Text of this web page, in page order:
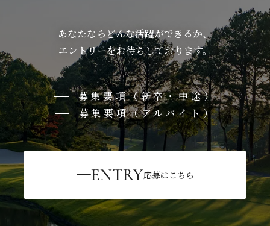
あなたならどんな活躍ができるか、
エントリーをお待ちしております。
募集要項（新卒・中途）
募集要項（アルバイト）
ENTRY応募はこちら